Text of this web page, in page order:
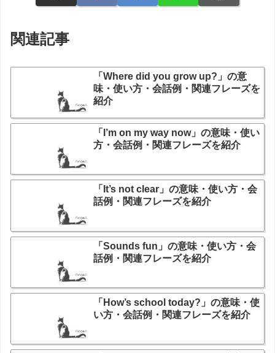
関連記事
「Where did you grow up?」の意
味・使い方・会話例・関連フレーズを
紹介
「I’m on my way now」の意味・使い
方・会話例・関連フレーズを紹介
「It’s not clear」の意味・使い方・会
話例・関連フレーズを紹介
「Sounds fun」の意味・使い方・会
話例・関連フレーズを紹介
「How’s school today?」の意味・使
い方・会話例・関連フレーズを紹介